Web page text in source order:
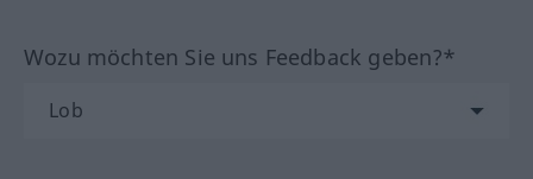
Wozu möchten Sie uns Feedback geben?*